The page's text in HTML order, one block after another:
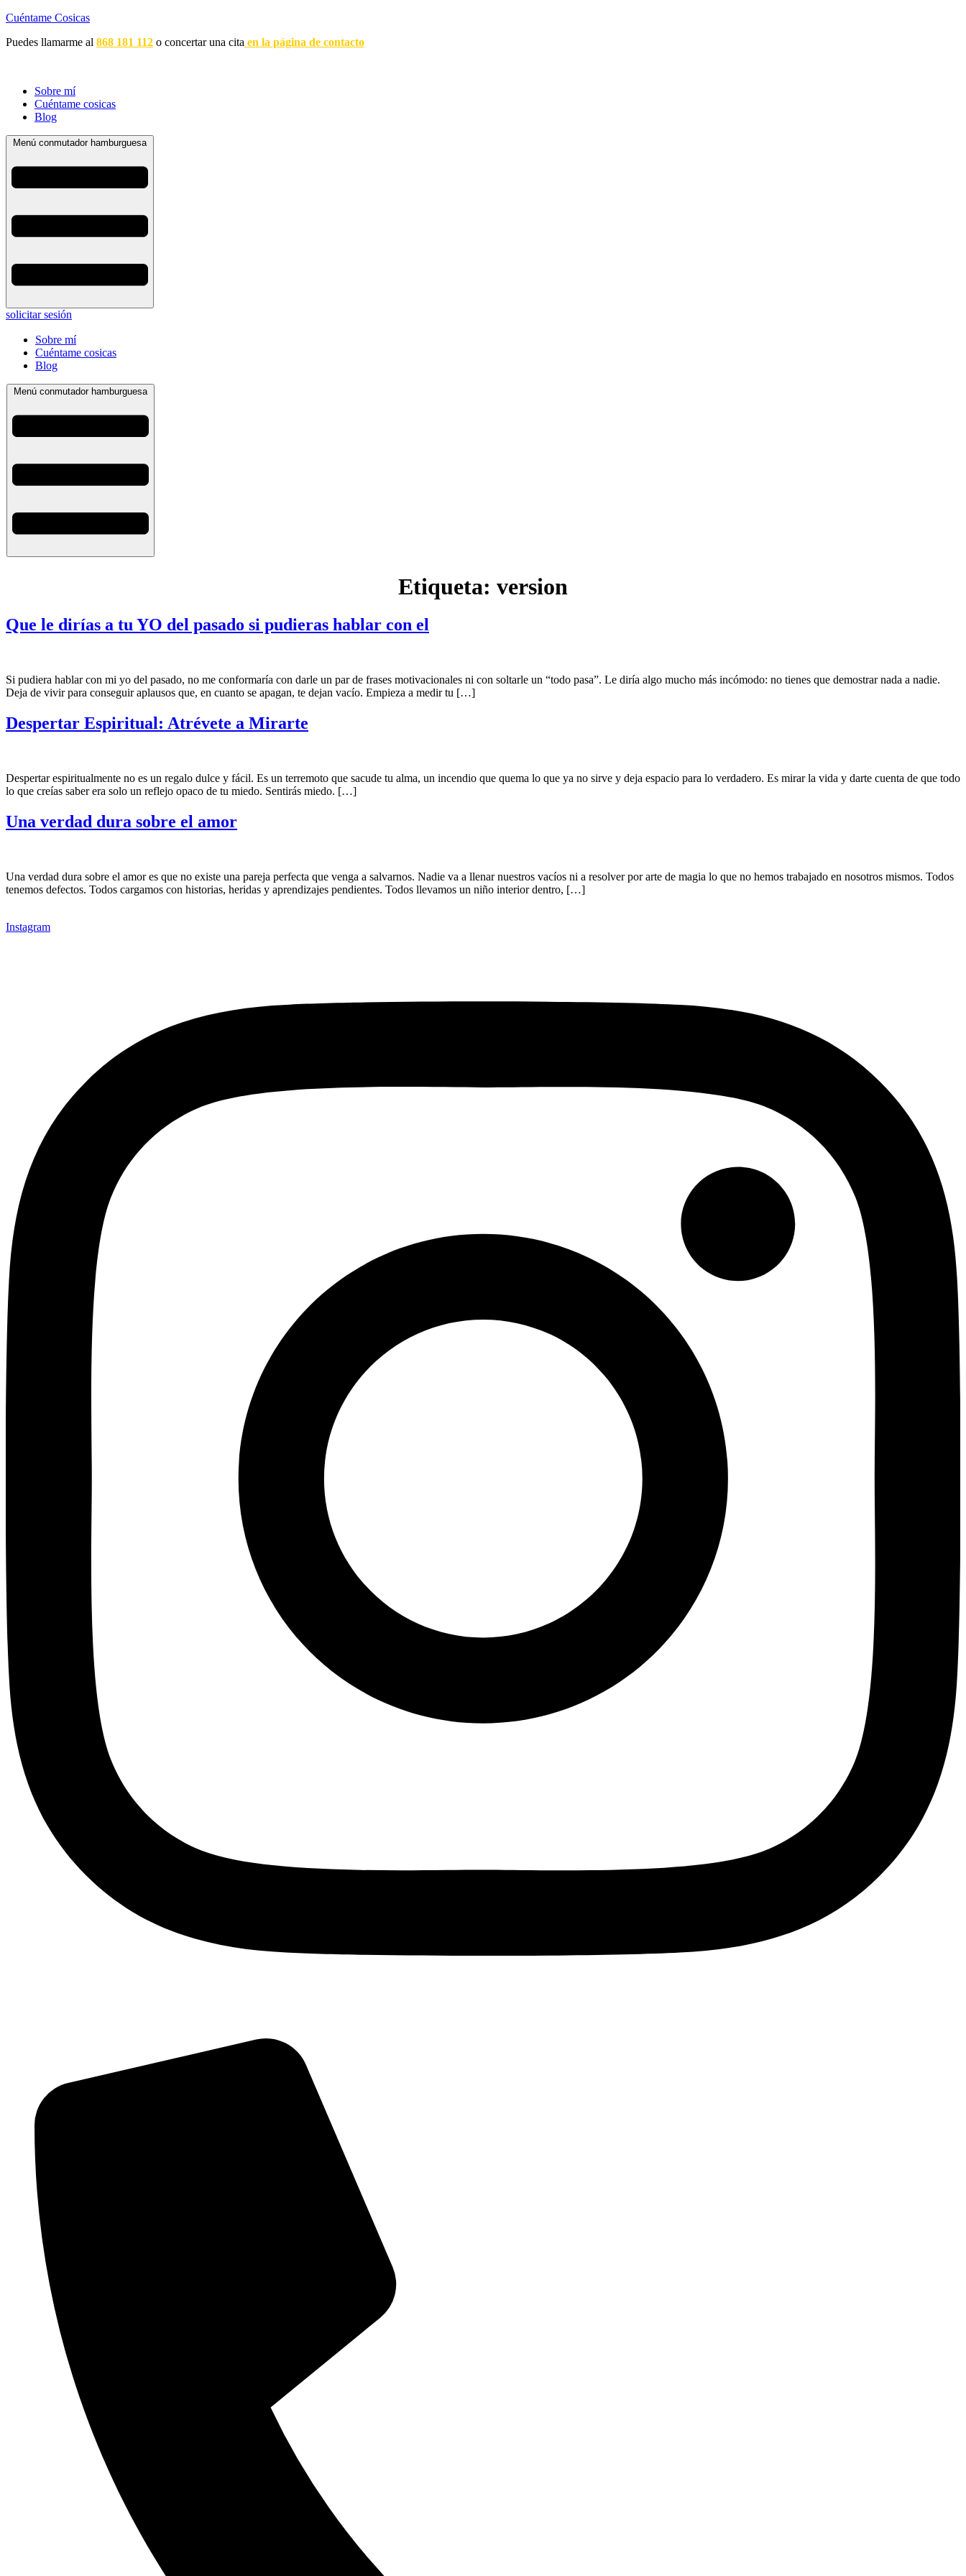
Cuéntame Cosicas
Puedes llamarme al 868 181 112 o concertar una cita en la página de contacto
Sobre mí
Cuéntame cosicas
Blog
Menú conmutador hamburguesa
solicitar sesión
Sobre mí
Cuéntame cosicas
Blog
Menú conmutador hamburguesa
Etiqueta: version
Que le dirías a tu YO del pasado si pudieras hablar con el
Si pudiera hablar con mi yo del pasado, no me conformaría con darle un par de frases motivacionales ni con soltarle un “todo pasa”. Le diría algo mucho más incómodo: no tienes que demostrar nada a nadie.
Deja de vivir para conseguir aplausos que, en cuanto se apagan, te dejan vacío. Empieza a medir tu […]
Despertar Espiritual: Atrévete a Mirarte
Despertar espiritualmente no es un regalo dulce y fácil. Es un terremoto que sacude tu alma, un incendio que quema lo que ya no sirve y deja espacio para lo verdadero. Es mirar la vida y darte cuenta de que todo
lo que creías saber era solo un reflejo opaco de tu miedo. Sentirás miedo. […]
Una verdad dura sobre el amor
Una verdad dura sobre el amor es que no existe una pareja perfecta que venga a salvarnos. Nadie va a llenar nuestros vacíos ni a resolver por arte de magia lo que no hemos trabajado en nosotros mismos. Todos
tenemos defectos. Todos cargamos con historias, heridas y aprendizajes pendientes. Todos llevamos un niño interior dentro, […]
Instagram